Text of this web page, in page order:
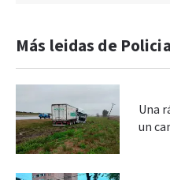
Más leidas de
Una
un